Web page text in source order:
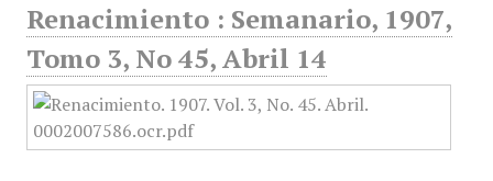
Renacimiento : Semanario, 1907,
Tomo 3, No 45, Abril 14